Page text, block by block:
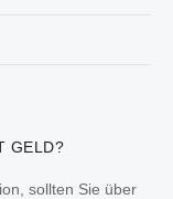
GELD?
sollten Sie über